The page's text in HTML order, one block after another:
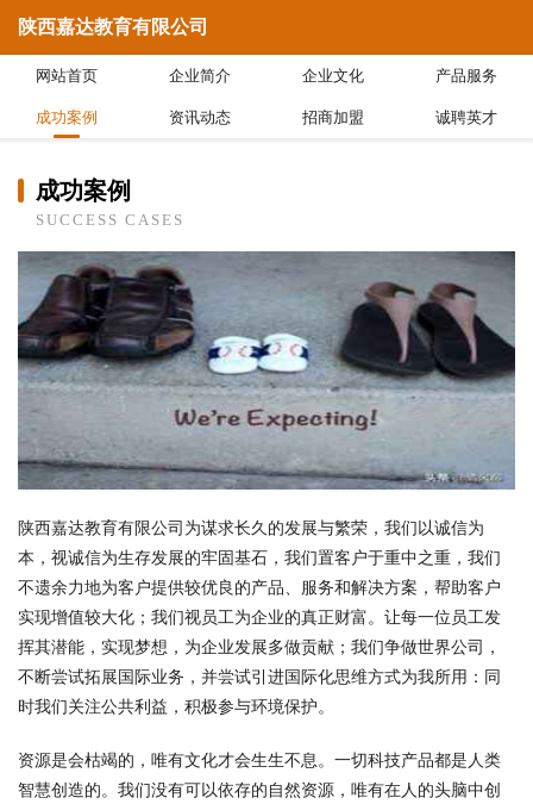
陕西嘉达教育有限公司
网站首页 企业简介 企业文化 产品服务
成功案例 资讯动态 招商加盟 诚聘英才
成功案例
SUCCESS CASES
陕西嘉达教育有限公司为谋求长久的发展与繁荣，我们以诚信为
本，视诚信为生存发展的牢固基石，我们置客户于重中之重，我们
不遗余力地为客户提供较优良的产品、服务和解决方案，帮助客户
实现增值较大化；我们视员工为企业的真正财富。让每一位员工发
挥其潜能，实现梦想，为企业发展多做贡献；我们争做世界公司，
不断尝试拓展国际业务，并尝试引进国际化思维方式为我所用：同
时我们关注公共利益，积极参与环境保护。
资源是会枯竭的，唯有文化才会生生不息。一切科技产品都是人类
智慧创造的。我们没有可以依存的自然资源，唯有在人的头脑中创